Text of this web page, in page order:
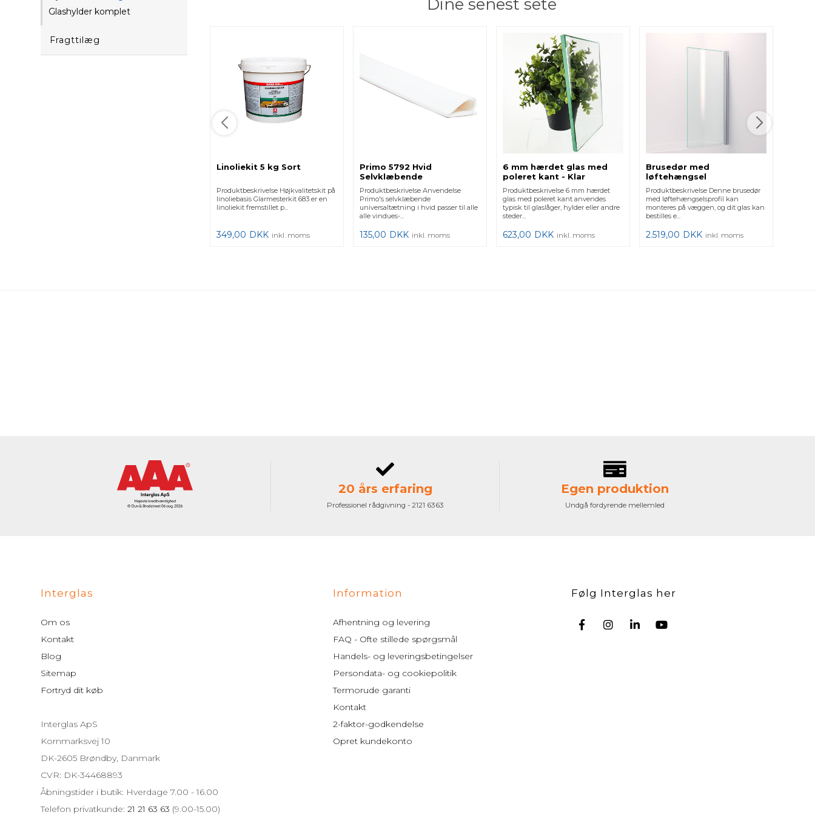
Glashylder komplet
Fragttilæg
Dine senest sete
Linoliekit 5 kg Sort
Produktbeskrivelse Højkvalitetskit på
linoliebasis Glarmesterkit 683 er en
linoliekit fremstillet p...
349,00 DKK inkl. moms
Primo 5792 Hvid
Selvklæbende
Universaltætning 2-5 mm,
6 m
Produktbeskrivelse Anvendelse
Primo's selvklæbende
universaltætning i hvid passer til alle
alle vindues-...
135,00 DKK inkl. moms
6 mm hærdet glas med
poleret kant - Klar
Produktbeskrivelse 6 mm hærdet
glas med poleret kant anvendes
typisk til glaslåger, hylder eller andre
steder...
623,00 DKK inkl. moms
Brusedør med
løftehængsel
Produktbeskrivelse Denne brusedør
med løftehængselsprofil kan
monteres på væggen, og dit glas kan
bestilles e...
2.519,00 DKK inkl. moms
20 års erfaring
Professionel rådgivning - 2121 6363
Egen produktion
Undgå fordyrende mellemled
Interglas
Om os
Kontakt
Blog
Sitemap
Fortryd dit køb
Interglas ApS
Kornmarksvej 10
DK-2605 Brøndby, Danmark
CVR: DK-34468893
Åbningstider i butik: Hverdage 7.00 - 16.00
Telefon privatkunde:21 21 63 63 (9.00-15.00)
Information
Afhentning og levering
FAQ - Ofte stillede spørgsmål
Handels- og leveringsbetingelser
Persondata- og cookiepolitik
Termorude garanti
Kontakt
2-faktor-godkendelse
Opret kundekonto
Følg Interglas her